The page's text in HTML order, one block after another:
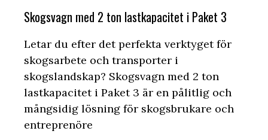
Skogsvagn med 2 ton lastkapacitet i Paket 3
Letar du efter det perfekta verktyget för
skogsarbete och transporter i
skogslandskap? Skogsvagn med 2 ton
lastkapacitet i Paket 3 är en pålitlig och
mångsidig lösning för skogsbrukare och
entreprenöre